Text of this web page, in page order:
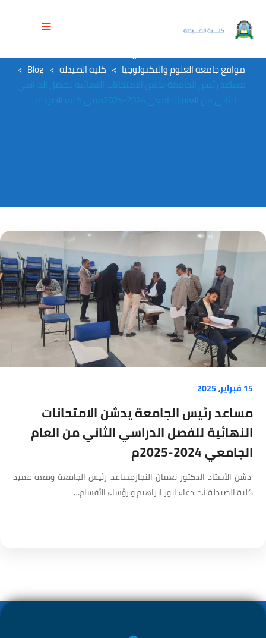
الامتحانات النهائية للفصل الدراسي الثاني
مواقع جامعة العلوم والتكنولوجيا > كلية الصيدلة >
Blog
>
مساعد رئيس الجامعة يدشن الامتحانات النهائية للفصل الدراسي
الثاني من العام الجامعي 2024-2025مفي كلية الصيدلة
15 فبراير، 2025
مساعد رئيس الجامعة يدشن الامتحانات
النهائية للفصل الدراسي الثاني من العام
الجامعي 2024-2025م
دشن الأستاذ الدكتور نعمان النجارمساعد رئيس الجامعة ومعه عميد
كلية الصيدلة أ.د. دعاء انور ابراهيم و رؤساء الأقسام…